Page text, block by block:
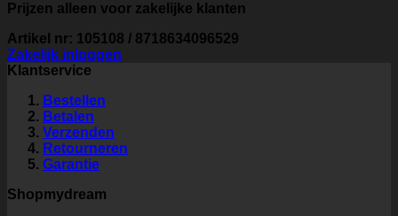
Prijzen alleen voor zakelijke klanten
Artikel nr: 105108 / 8718634096529
Zakelijk inloggen
Klantservice
Bestellen
Betalen
Verzenden
Retourneren
Garantie
Shopmydream